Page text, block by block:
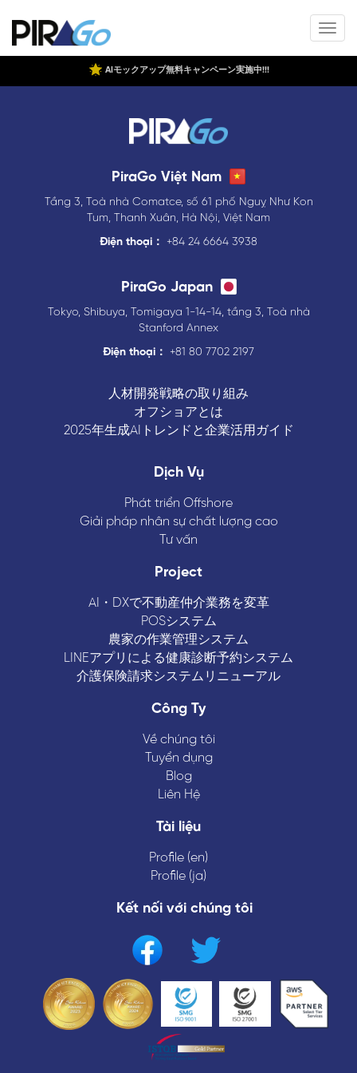
AIモックアップ無料キャンペーン実施中!!!
PiraGo Việt Nam
Tầng 3, Toà nhà Comatce, số 61 phố Nguỵ Như Kon
Tum, Thanh Xuân, Hà Nội, Việt Nam
Điện thoại：
+84 24 6664 3938
PiraGo Japan
Tokyo, Shibuya, Tomigaya 1-14-14, tầng 3, Toà nhà
Stanford Annex
Điện thoại：
+81 80 7702 2197
人材開発戦略の取り組み
オフショアとは
2025年生成AIトレンドと企業活用ガイド
Dịch Vụ
Phát triển Offshore
Giải pháp nhân sự chất lượng cao
Tư vấn
Project
AI・DXで不動産仲介業務を変革
POSシステム
農家の作業管理システム
LINEアプリによる健康診断予約システム
介護保険請求システムリニューアル
Công Ty
Về chúng tôi
Tuyển dụng
Blog
Liên Hệ
Tài liệu
Profile (en)
Profile (ja)
Kết nối với chúng tôi